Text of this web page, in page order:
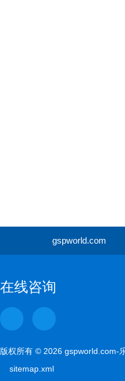
gspworld.com
在线咨询
版权所有 © 2026 gspworld.com-
sitemap.xml